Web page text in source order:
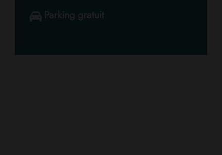
Parking gratuit